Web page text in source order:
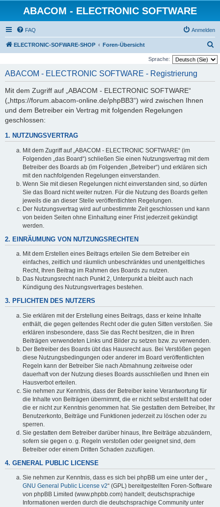
ABACOM - ELECTRONIC SOFTWARE
FAQ Anmelden
ELECTRONIC-SOFWARE-SHOP Foren-Übersicht
u
Sprache:
ABACOM - ELECTRONIC SOFTWARE - Registrierung
Mit dem Zugriff auf „ABACOM - ELECTRONIC SOFTWARE“
(„https://forum.abacom-online.de/phpBB3“) wird zwischen Ihnen
und dem Betreiber ein Vertrag mit folgenden Regelungen
geschlossen:
1. NUTZUNGSVERTRAG
Mit dem Zugriff auf „ABACOM - ELECTRONIC SOFTWARE“ (im
Folgenden „das Board“) schließen Sie einen Nutzungsvertrag mit dem
Betreiber des Boards ab (im Folgenden „Betreiber“) und erklären sich
mit den nachfolgenden Regelungen einverstanden.
Wenn Sie mit diesen Regelungen nicht einverstanden sind, so dürfen
Sie das Board nicht weiter nutzen. Für die Nutzung des Boards gelten
jeweils die an dieser Stelle veröffentlichten Regelungen.
Der Nutzungsvertrag wird auf unbestimmte Zeit geschlossen und kann
von beiden Seiten ohne Einhaltung einer Frist jederzeit gekündigt
werden.
2. EINRÄUMUNG VON NUTZUNGSRECHTEN
Mit dem Erstellen eines Beitrags erteilen Sie dem Betreiber ein
einfaches, zeitlich und räumlich unbeschränktes und unentgeltliches
Recht, Ihren Beitrag im Rahmen des Boards zu nutzen.
Das Nutzungsrecht nach Punkt 2, Unterpunkt a bleibt auch nach
Kündigung des Nutzungsvertrages bestehen.
3. PFLICHTEN DES NUTZERS
Sie erklären mit der Erstellung eines Beitrags, dass er keine Inhalte
enthält, die gegen geltendes Recht oder die guten Sitten verstoßen. Sie
erklären insbesondere, dass Sie das Recht besitzen, die in Ihren
Beiträgen verwendeten Links und Bilder zu setzen bzw. zu verwenden.
Der Betreiber des Boards übt das Hausrecht aus. Bei Verstößen gegen
diese Nutzungsbedingungen oder anderer im Board veröffentlichten
Regeln kann der Betreiber Sie nach Abmahnung zeitweise oder
dauerhaft von der Nutzung dieses Boards ausschließen und Ihnen ein
Hausverbot erteilen.
Sie nehmen zur Kenntnis, dass der Betreiber keine Verantwortung für
die Inhalte von Beiträgen übernimmt, die er nicht selbst erstellt hat oder
die er nicht zur Kenntnis genommen hat. Sie gestatten dem Betreiber, Ihr
Benutzerkonto, Beiträge und Funktionen jederzeit zu löschen oder zu
sperren.
Sie gestatten dem Betreiber darüber hinaus, Ihre Beiträge abzuändern,
sofern sie gegen o. g. Regeln verstoßen oder geeignet sind, dem
Betreiber oder einem Dritten Schaden zuzufügen.
4. GENERAL PUBLIC LICENSE
Sie nehmen zur Kenntnis, dass es sich bei phpBB um eine unter der „
GNU General Public License v2“ (GPL) bereitgestellten Foren-Software
von phpBB Limited (www.phpbb.com) handelt; deutschsprachige
Informationen werden durch die deutschsprachige Community unter